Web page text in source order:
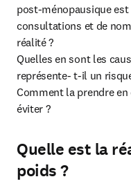
post-ménopausique
consultations et de
réalité ?
Quelles en sont les
représente- t-il un
Comment la prendre en
éviter ?
Quelle est la
poids ?